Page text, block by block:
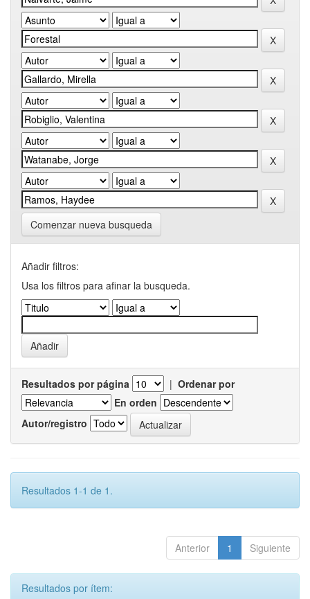
Comenzar nueva busqueda
Añadir filtros:
Usa los filtros para afinar la busqueda.
Resultados por página | Ordenar por
En orden
Autor/registro
Resultados 1-1 de 1.
Anterior 1 Siguiente
Resultados por ítem: